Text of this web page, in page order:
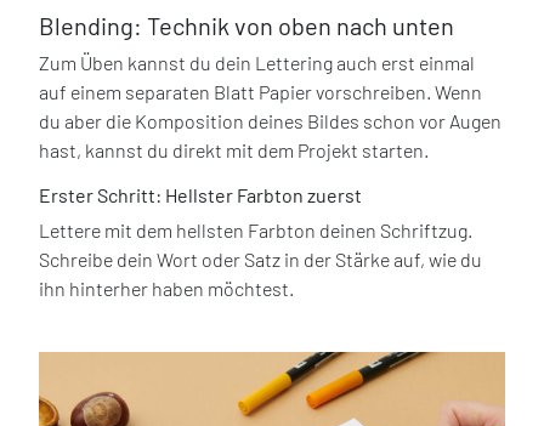
Blending: Technik von oben nach unten
Zum Üben kannst du dein Lettering auch erst einmal
auf einem separaten Blatt Papier vorschreiben. Wenn
du aber die Komposition deines Bildes schon vor Augen
hast, kannst du direkt mit dem Projekt starten.
Erster Schritt: Hellster Farbton zuerst
Lettere mit dem hellsten Farbton deinen Schriftzug.
Schreibe dein Wort oder Satz in der Stärke auf, wie du
ihn hinterher haben möchtest.